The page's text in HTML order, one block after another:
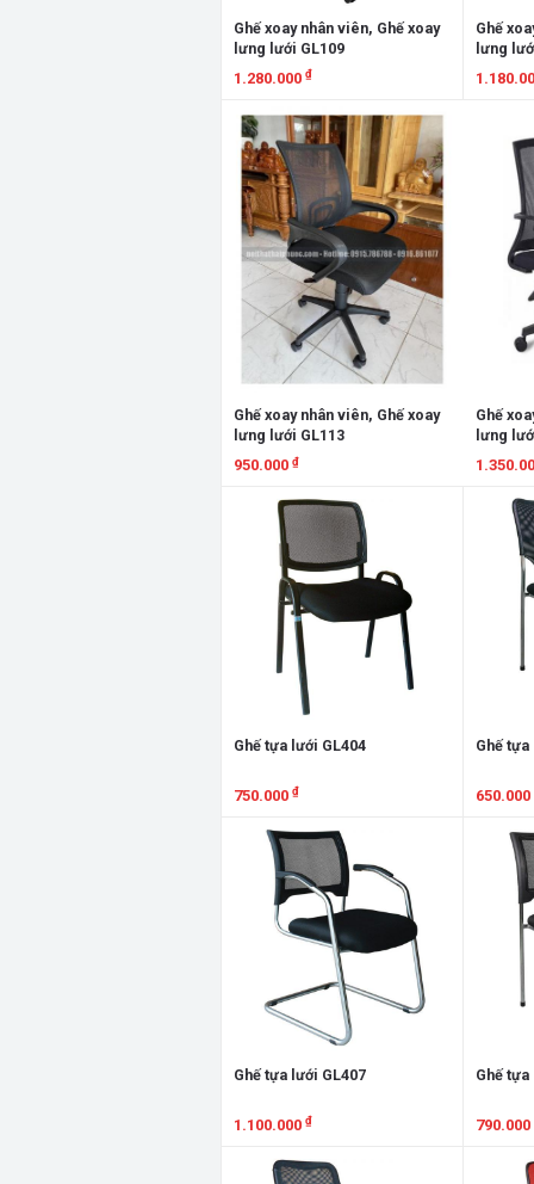
Ghế xoay nhân viên, Ghế xoay
lưng lưới GL109
1.280.000 ₫
Xem chi tiết
Ghế
lưng
Ghế xoay nhân viên, Ghế xoay
lưng lưới GL113
950.000 ₫
Xem chi tiết
Ghế
lưng
Xem
Ghế tựa lưới GL404
750.000 ₫
Xem chi tiết
Ghế
650.000
Xem
Ghế tựa lưới GL407
1.100.000 ₫
Xem chi tiết
Ghế
790.000
Xem